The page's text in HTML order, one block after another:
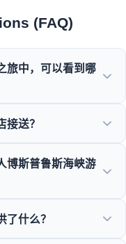
(FAQ)
旅中，可以看到哪
的奥斯曼豪宅的壮丽景
送？
博斯普鲁斯海峡游
理。
什么？